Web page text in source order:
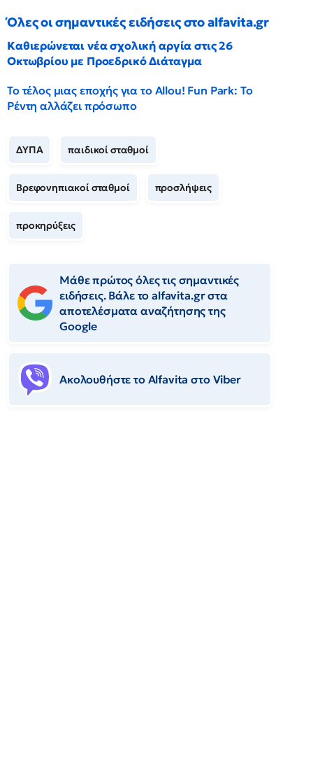
Όλες οι σημαντικές ειδήσεις στο alfavita.gr
Καθιερώνεται νέα σχολική αργία στις 26
Οκτωβρίου με Προεδρικό Διάταγμα
Το τέλος μιας εποχής για το Allou! Fun Park: Το
Ρέντη αλλάζει πρόσωπο
ΔΥΠΑ παιδικοί σταθμοί
Βρεφονηπιακοί σταθμοί προσλήψεις
προκηρύξεις
Μάθε πρώτος όλες τις σημαντικές
ειδήσεις. Βάλε το alfavita.gr στα
αποτελέσματα αναζήτησης της
Google
Ακολουθήστε το Αlfavita στο Viber